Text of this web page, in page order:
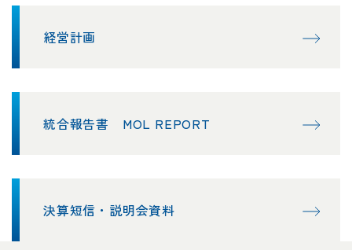
経営計画
統合報告書 MOL REPORT
決算短信・説明会資料